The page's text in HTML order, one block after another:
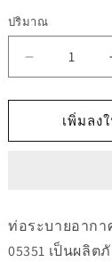
ปริมาณ
สำหรับ
05351
No.129
เพิ่มลง
ท่อระบายอากาศ
05351 เป็นผลิ